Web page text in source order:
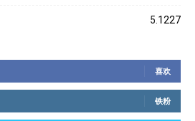
5.1227
喜欢
铁粉